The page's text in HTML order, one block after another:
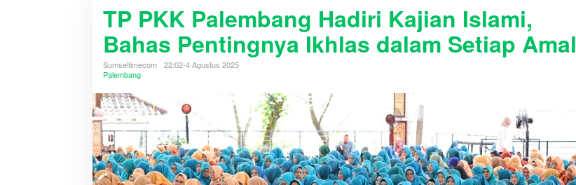
TP PKK Palembang Hadiri Kajian Islami,
Bahas Pentingnya Ikhlas dalam Setiap Amal
Sumseltimecom
22:02-4 Agustus 2025
Palembang